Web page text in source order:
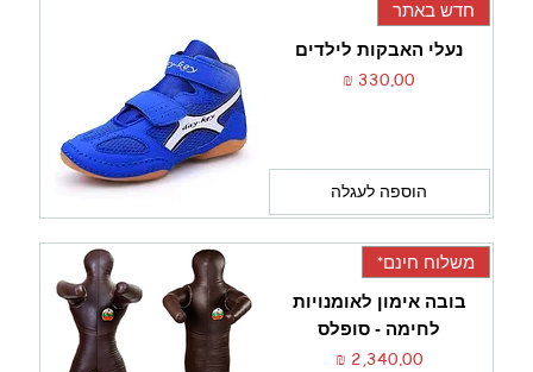
חדש באתר
נעלי האבקות לילדים
מחיר
הוספה לעגלה
משלוח חינם*
בובה אימון לאומנויות
לחימה - סופלס
מחיר